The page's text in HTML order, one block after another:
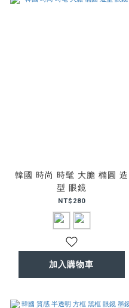
韓國 時尚 時髦 大膽 橢圓 造
型 眼鏡
NT$280
加入購物車